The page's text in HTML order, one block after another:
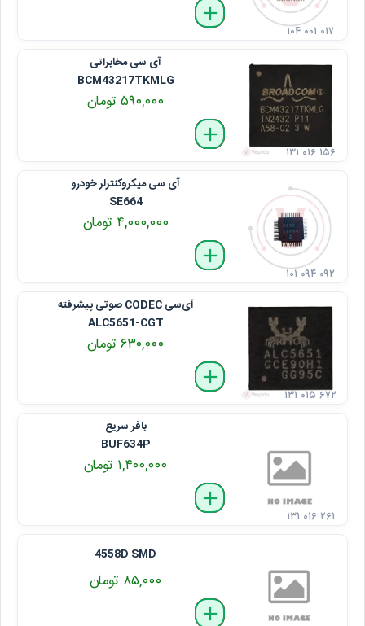
delete
remove
add
۱۰۴ ۰۰۱ ۰۱۷
آی سی مخابراتی
BCM43217TKMLG
۵۹۰,۰۰۰ تومان
delete
remove
add
۱۳۱ ۰۱۶ ۱۵۶
آی سی میکروکنترلر خودرو
SE664
۴,۰۰۰,۰۰۰ تومان
delete
remove
add
۱۰۱ ۰۹۴ ۰۹۲
آی‌سی CODEC صوتی پیشرفته
ALC5651-CGT
۶۳۰,۰۰۰ تومان
delete
remove
add
۱۳۱ ۰۱۵ ۶۷۲
بافر سریع
BUF634P
۱,۴۰۰,۰۰۰ تومان
delete
remove
add
۱۳۱ ۰۱۶ ۲۶۱
4558D SMD
۸۵,۰۰۰ تومان
delete
remove
add